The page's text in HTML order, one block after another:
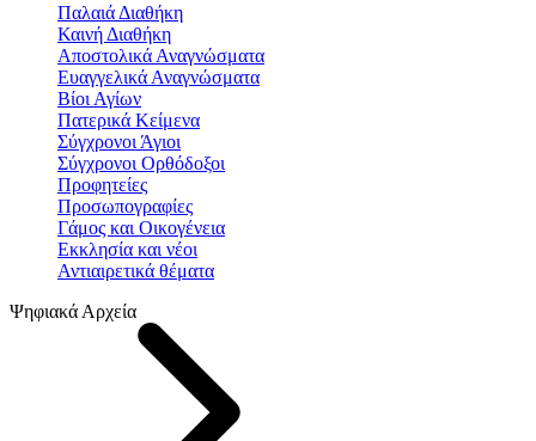
Παλαιά Διαθήκη
Καινή Διαθήκη
Αποστολικά Αναγνώσματα
Ευαγγελικά Αναγνώσματα
Βίοι Αγίων
Πατερικά Κείμενα
Σύγχρονοι Άγιοι
Σύγχρονοι Ορθόδοξοι
Προφητείες
Προσωπογραφίες
Γάμος και Οικογένεια
Εκκλησία και νέοι
Αντιαιρετικά θέματα
Ψηφιακά Αρχεία